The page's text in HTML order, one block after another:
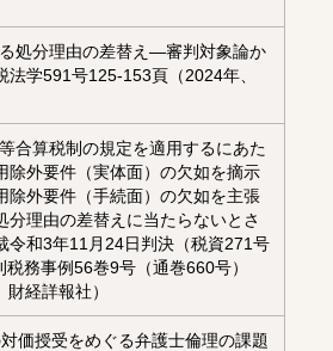
る処分理由の差替え―審判対象論か
法学591号125-153頁（2024年、
合算税制の規定を適用するにあた
除外要件（実体面）の欠如を摘示
除外要件（手続面）の欠如を主張
分理由の差替えに当たらないとさ
和3年11月24日判決（税資271号
務事例56巻9号（通巻660号）
経詳報社）
価授受をめぐる弁護士倫理の課題